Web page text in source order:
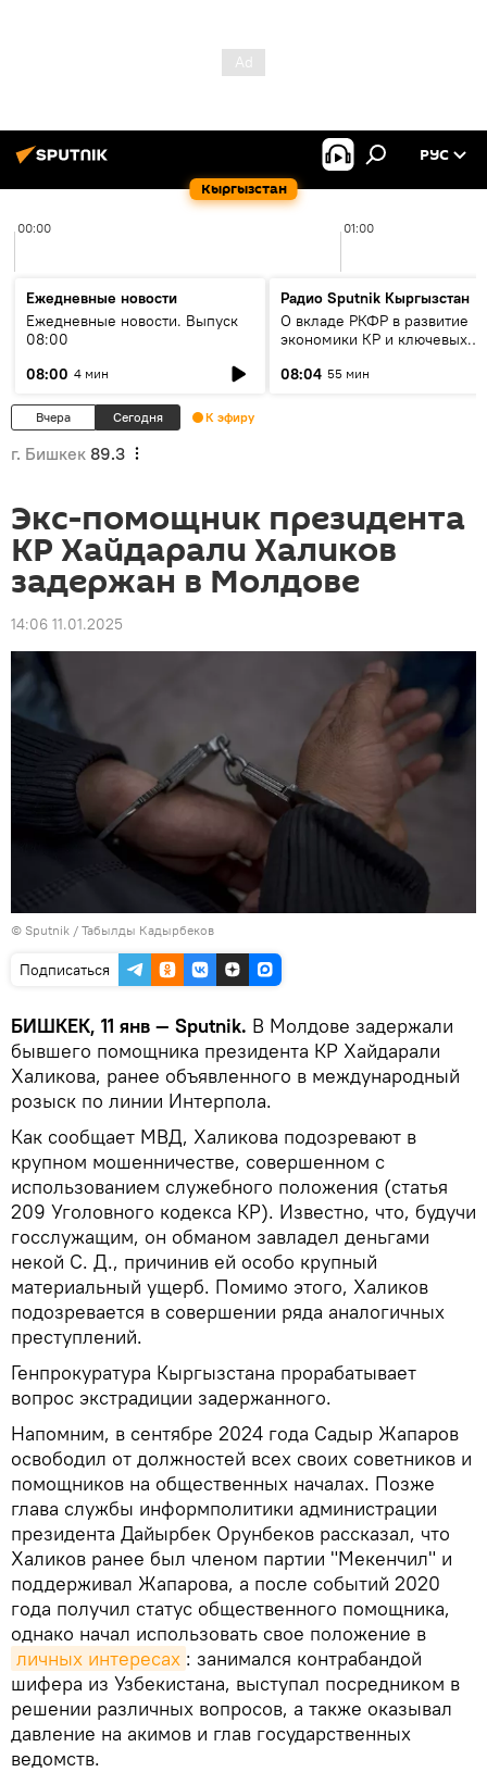
Кыргызстан
РУС
00:00 01:00
Ежедневные новости
Ежедневные новости. Выпуск
08:00
08:00 4 мин
Радио Sputnik Кыргызстан
О вкладе РКФР в развитие
экономики КР и ключевых
08:04 55 мин
Вчера Сегодня К эфиру
г. Бишкек 89.3
Экс-помощник президента
КР Хайдарали Халиков
задержан в Молдове
14:06 11.01.2025
© Sputnik / Табылды Кадырбеков
Подписаться
БИШКЕК, 11 янв — Sputnik. В Молдове задержали
бывшего помощника президента КР Хайдарали
Халикова, ранее объявленного в международный
розыск по линии Интерпола.
Как сообщает МВД, Халикова подозревают в
крупном мошенничестве, совершенном с
использованием служебного положения (статья
209 Уголовного кодекса КР). Известно, что, будучи
госслужащим, он обманом завладел деньгами
некой С. Д., причинив ей особо крупный
материальный ущерб. Помимо этого, Халиков
подозревается в совершении ряда аналогичных
преступлений.
Генпрокуратура Кыргызстана прорабатывает
вопрос экстрадиции задержанного.
Напомним, в сентябре 2024 года Садыр Жапаров
освободил от должностей всех своих советников и
помощников на общественных началах. Позже
глава службы информполитики администрации
президента Дайырбек Орунбеков рассказал, что
Халиков ранее был членом партии "Мекенчил" и
поддерживал Жапарова, а после событий 2020
года получил статус общественного помощника,
однако начал использовать свое положение в
личных интересах : занимался контрабандой
шифера из Узбекистана, выступал посредником в
решении различных вопросов, а также оказывал
давление на акимов и глав государственных
ведомств.